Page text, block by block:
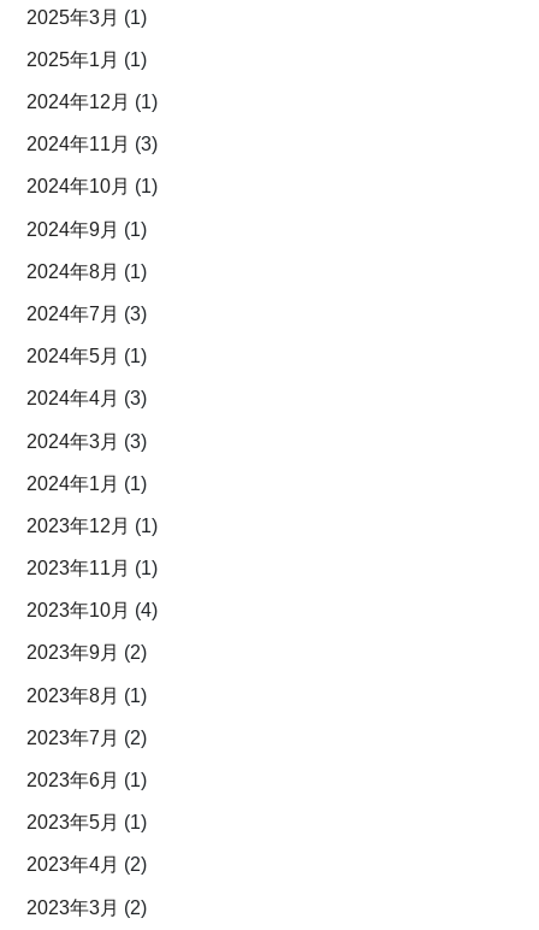
2025年3月 (1)
2025年1月 (1)
2024年12月 (1)
2024年11月 (3)
2024年10月 (1)
2024年9月 (1)
2024年8月 (1)
2024年7月 (3)
2024年5月 (1)
2024年4月 (3)
2024年3月 (3)
2024年1月 (1)
2023年12月 (1)
2023年11月 (1)
2023年10月 (4)
2023年9月 (2)
2023年8月 (1)
2023年7月 (2)
2023年6月 (1)
2023年5月 (1)
2023年4月 (2)
2023年3月 (2)